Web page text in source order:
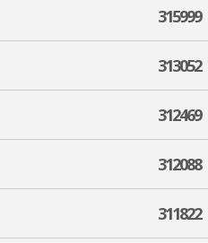
315999
313052
312469
312088
311822